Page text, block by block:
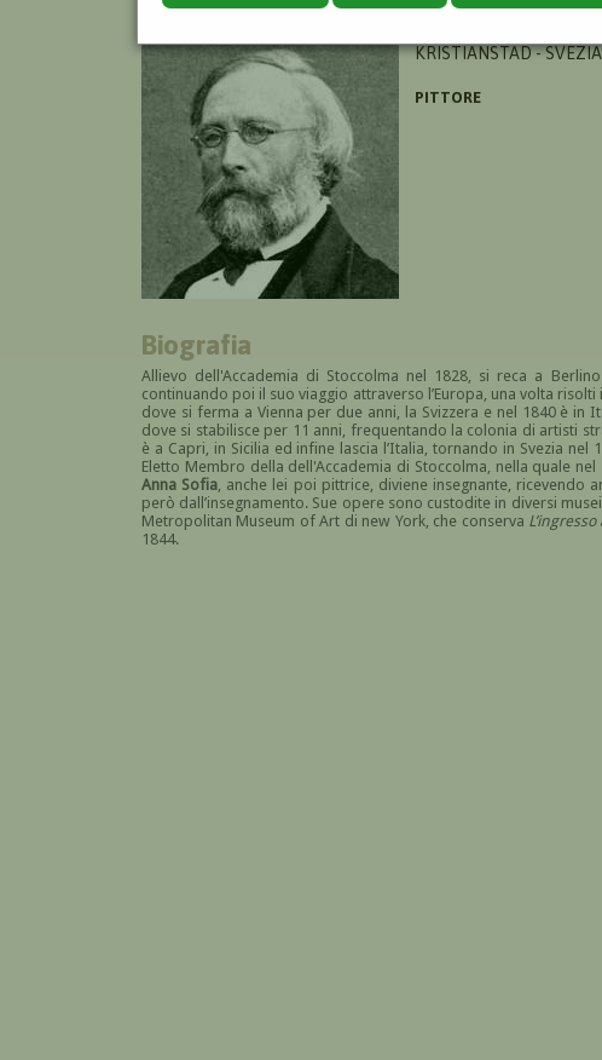
KRISTIANSTAD -
PITTORE
Biografia
Allievo dell'Accademia di Stoccolma nel 1828, si reca a
continuando poi il suo viaggio attraverso l’Europa, una volta risolti
dove si ferma a Vienna per due anni, la Svizzera e nel 1840 è in
dove si stabilisce per 11 anni, frequentando la colonia di artisti
è a Capri, in Sicilia ed infine lascia l’Italia, tornando in Svezia
Eletto Membro della dell'Accademia di Stoccolma, nella quale
Anna Sofia , anche lei poi pittrice, diviene insegnante,
però dall’insegnamento. Sue opere sono custodite in diversi
Metropolitan Museum of Art di new York, che conserva
1844.